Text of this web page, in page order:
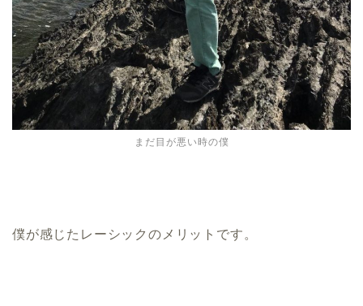
まだ目が悪い時の僕
僕が感じたレーシックのメリットです。